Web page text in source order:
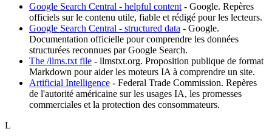
Google Search Central - helpful content - Google. Repères
officiels sur le contenu utile, fiable et rédigé pour les lecteurs.
Google Search Central - structured data - Google.
Documentation officielle pour comprendre les données
structurées reconnues par Google Search.
The /llms.txt file - llmstxt.org. Proposition publique de format
Markdown pour aider les moteurs IA à comprendre un site.
Artificial Intelligence - Federal Trade Commission. Repères
de l'autorité américaine sur les usages IA, les promesses
commerciales et la protection des consommateurs.
L